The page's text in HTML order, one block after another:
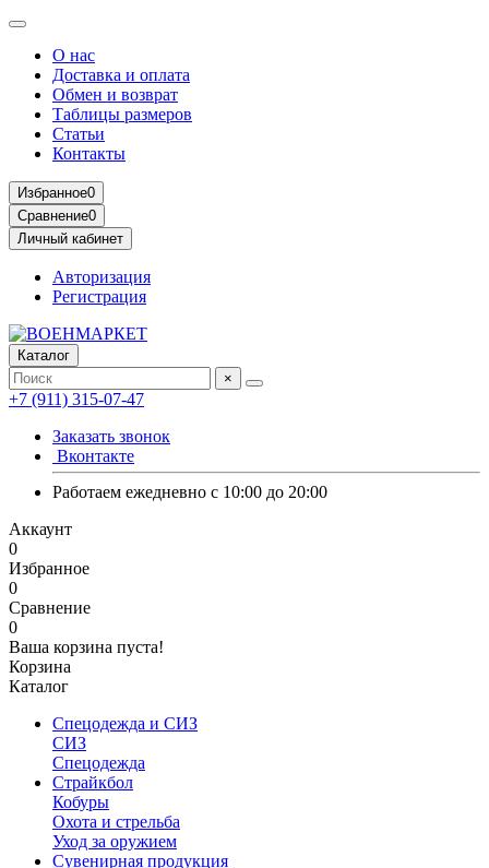
О нас
Доставка и оплата
Обмен и возврат
Таблицы размеров
Статьи
Контакты
Избранное0
Сравнение0
Личный кабинет
Авторизация
Регистрация
Каталог
×
+7 (911) 315-07-47
Заказать звонок
Вконтакте
Работаем ежедневно с 10:00 до 20:00
Аккаунт
0
Избранное
0
Сравнение
0
Ваша корзина пуста!
Корзина
Каталог
Спецодежда и СИЗ
СИЗ
Спецодежда
Страйкбол
Кобуры
Охота и стрельба
Уход за оружием
Сувенирная продукция